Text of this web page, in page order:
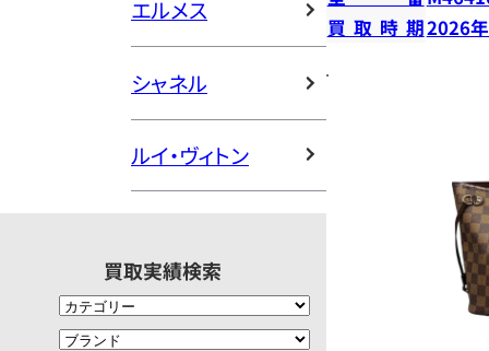
エルメス
シャネル
ルイ・ヴィトン
買取実績検索
買取時期2026